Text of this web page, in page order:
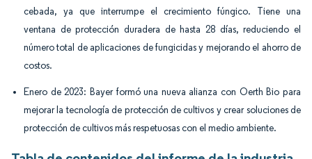
cebada, ya que interrumpe el crecimiento fúngico. Tiene una
ventana de protección duradera de hasta 28 días, reduciendo el
número total de aplicaciones de fungicidas y mejorando el ahorro de
costos.
Enero de 2023: Bayer formó una nueva alianza con Oerth Bio para
mejorar la tecnología de protección de cultivos y crear soluciones de
protección de cultivos más respetuosas con el medio ambiente.